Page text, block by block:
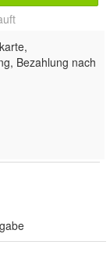
Bezahlung nach